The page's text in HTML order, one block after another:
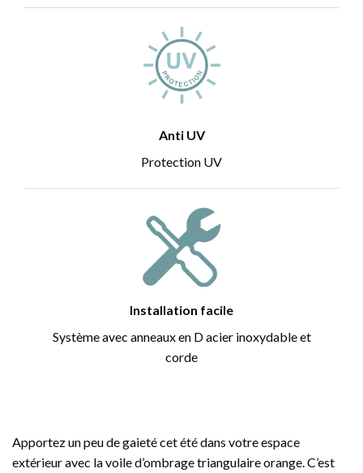
Anti UV
Protection UV
Installation facile
Système avec anneaux en D acier inoxydable et
corde
Apportez un peu de gaieté cet été dans votre espace
extérieur avec la voile d’ombrage triangulaire orange. C’est